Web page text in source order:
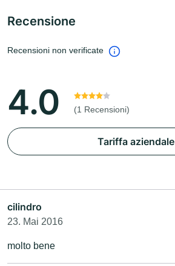
Recensione
Recensioni non verificate
4.0 (1 Recensioni)
Tariffa aziendale
cilindro
23. Mai 2016
molto bene